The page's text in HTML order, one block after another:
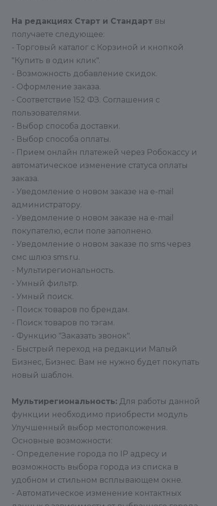
На редакциях Старт и Стандарт вы
получаете следующее:
- Торговый каталог с Корзиной и кнопкой
"Купить в один клик".
- Возможность добавление скидок.
- Оформление заказа.
- Соответствие 152 ФЗ. Соглашения с
пользователями.
- Выбор способа доставки.
- Выбор способа оплаты.
- Прием онлайн платежей через Робокассу и
автоматическое изменение статуса оплаты
заказа.
- Уведомление о новом заказе на e-mail
администратору.
- Уведомление о новом заказе на e-mail
покупателю, если поле заполнено.
- Уведомление о новом заказе по sms через
смс шлюз sms.ru.
- Мультирегиональность.
- Умный фильтр.
- Умный поиск.
- Поиск товаров по брендам.
- Поиск товаров по тэгам.
- Функцию "Заказать звонок".
- Быстрый переход на редакции Малый
Бизнес, Бизнес. Вам не нужно будет покупать
новый шаблон.
Мультирегиональность: Для работы данной
функции необходимо приобрести модуль
Улучшенный выбор местоположения.
Основные возможности:
- Определение города по IP адресу и
возможность выбора города из списка в
удобном и стильном всплывающем окне.
- Автоматическое изменение контактных